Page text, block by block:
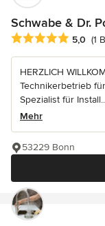
Schwabe & Dr.
Durchschnittliche
5,0 (1
HERZLICH
Technikerbetrieb
Spezialist für
Mehr
53229 Bonn